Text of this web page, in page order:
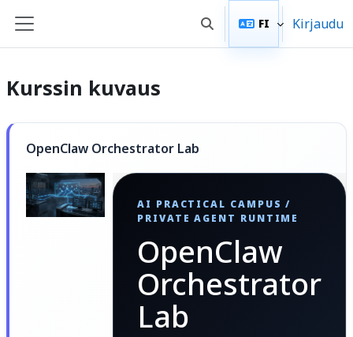
Sivupaneeli Vaihda hakusyöttöä
FI Kirjaudu
Kurssin kuvaus
OpenClaw Orchestrator Lab
AI PRACTICAL CAMPUS /
PRIVATE AGENT RUNTIME
OpenClaw
Orchestrator
Lab